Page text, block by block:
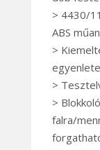
> 4430/
ABS
>
>
>
falra/